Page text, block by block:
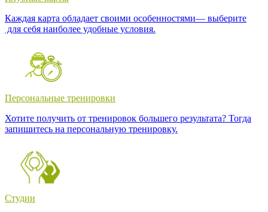
Каждая карта обладает своими особенностями— выберите
для себя наиболее удобные условия.
Персональные тренировки
Хотите получить от тренировок большего результата? Тогда
запишитесь на персональную тренировку.
Студии